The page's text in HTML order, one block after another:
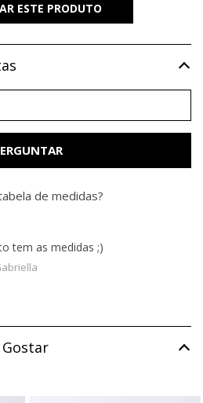
ESTE PRODUTO
de medidas?
tem as medidas ;)